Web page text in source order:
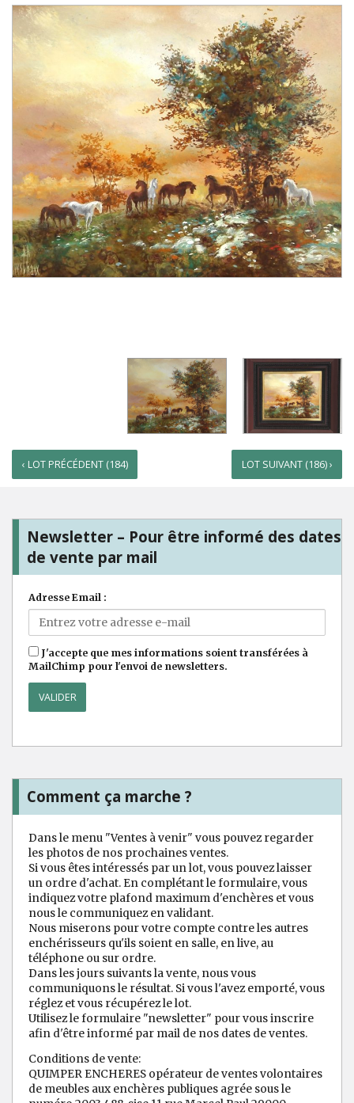
‹ LOT PRÉCÉDENT (184) LOT SUIVANT (186) ›
Newsletter – Pour être informé des dates
de vente par mail
Adresse Email :
J'accepte que mes informations soient transférées à
MailChimp pour l'envoi de newsletters.
Comment ça marche ?
Dans le menu "Ventes à venir" vous pouvez regarder
les photos de nos prochaines ventes.
Si vous êtes intéressés par un lot, vous pouvez laisser
un ordre d'achat. En complétant le formulaire, vous
indiquez votre plafond maximum d'enchères et vous
nous le communiquez en validant.
Nous miserons pour votre compte contre les autres
enchérisseurs qu'ils soient en salle, en live, au
téléphone ou sur ordre.
Dans les jours suivants la vente, nous vous
communiquons le résultat. Si vous l'avez emporté, vous
réglez et vous récupérez le lot.
Utilisez le formulaire "newsletter" pour vous inscrire
afin d'être informé par mail de nos dates de ventes.
Conditions de vente:
QUIMPER ENCHERES opérateur de ventes volontaires
de meubles aux enchères publiques agrée sous le